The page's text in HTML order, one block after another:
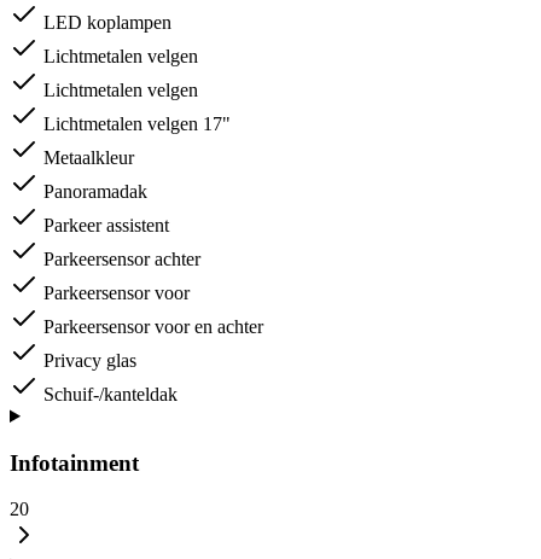
LED koplampen
Lichtmetalen velgen
Lichtmetalen velgen
Lichtmetalen velgen 17"
Metaalkleur
Panoramadak
Parkeer assistent
Parkeersensor achter
Parkeersensor voor
Parkeersensor voor en achter
Privacy glas
Schuif-/kanteldak
Infotainment
20